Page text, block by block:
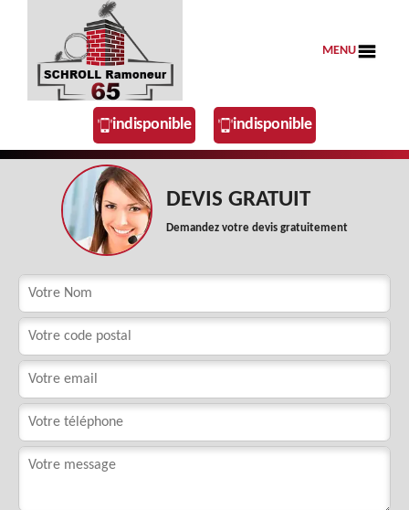
MENU
indisponible indisponible
DEVIS GRATUIT
Demandez votre devis gratuitement